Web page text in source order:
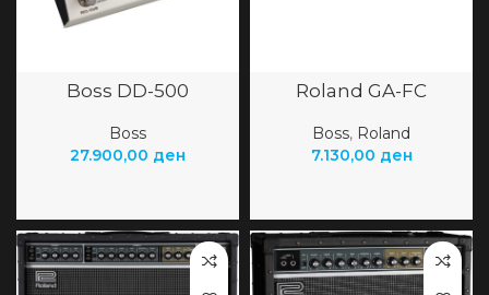
Boss DD-500
Boss
27.900,00 ден
Roland GA-FC
Boss, Roland
7.130,00 ден